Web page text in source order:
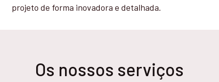
projeto de forma inovadora e detalhada.
Os nossos serviços